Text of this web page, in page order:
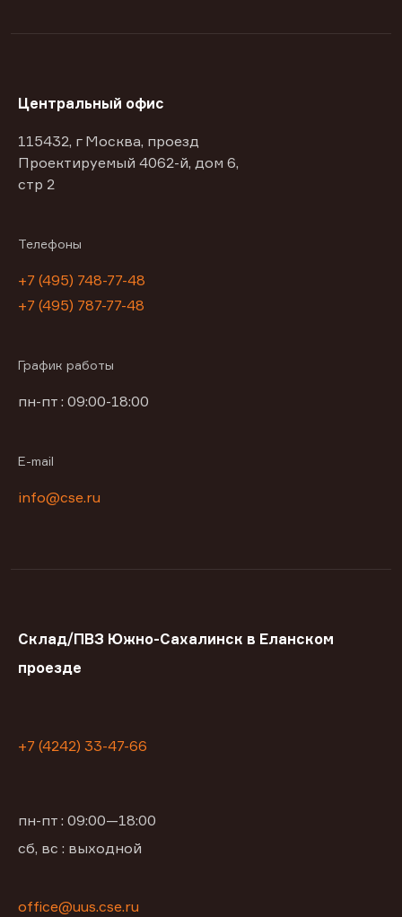
Центральный офис
115432, г Москва, проезд
Проектируемый 4062-й, дом 6,
стр 2
Телефоны
+7 (495) 748-77-48
+7 (495) 787-77-48
График работы
пн-пт : 09:00-18:00
E-mail
info@cse.ru
Склад/ПВЗ Южно-Сахалинск в Еланском
проезде
+7 (4242) 33-47-66
пн-пт : 09:00—18:00
сб, вс : выходной
office@uus.cse.ru